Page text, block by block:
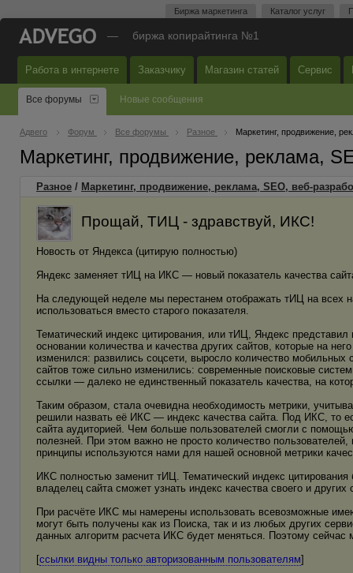
Биржа маркетинга Каталог услуг
— биржа копирайтинга №1
Работа в интернете Заказчику Магазин статей Сервис
Все форумы Новые сообщения
Адвего Форум Все форумы Разное Маркетинг, продвижение,
Маркетинг, продвижение, реклама,
Разное / Маркетинг, продвижение, реклама, SEO, веб-
Прощай, ТИЦ - здравствуй, ИКС!
Новость от Яндекса (цитирую полностью)
Яндекс заменяет тИЦ на ИКС — новый показатель качества
На следующей неделе мы перестанем отображать тИЦ на всех
использоваться вместо старого показателя.
Тематический индекс цитирования, или тИЦ, Яндекс
основании количества и качества других сайтов, которые на
изменился: развились соцсети, выросло количество
сайтов тоже сильно изменились: современные поисковые
ссылки — далеко не единственный показатель качества, на
Таким образом, стала очевидна необходимость метрики,
решили назвать её ИКС — индекс качества сайта. Под ИКС, то
сайта аудиторией. Чем больше пользователей смогли с
полезней. При этом важно не просто количество
принципы используются нами для нашей основной метрики
ИКС полностью заменит тИЦ. Тематический индекс
владелец сайта сможет узнать индекс качества своего и
При расчёте ИКС мы намерены использовать всевозможные
могут быть получены как из Поиска, так и из любых других
данных алгоритм расчета ИКС будет меняться. Поэтому сейчас
[ссылки видны только авторизованным пользователям]